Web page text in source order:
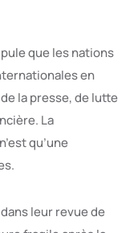
que les nations
en
la presse, de lutte
La
qu’une
leur revue de